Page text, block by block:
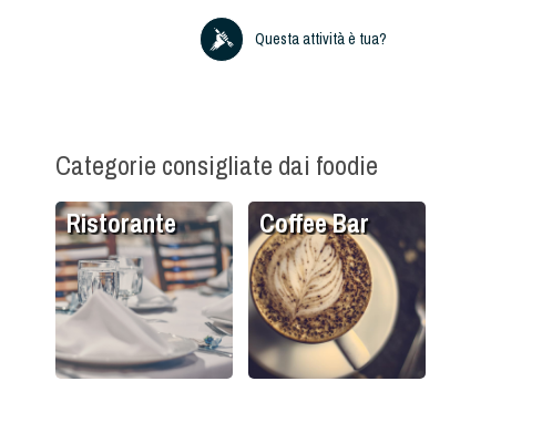
Questa attività è tua?
Categorie consigliate dai foodie
Ristorante Coffee Bar